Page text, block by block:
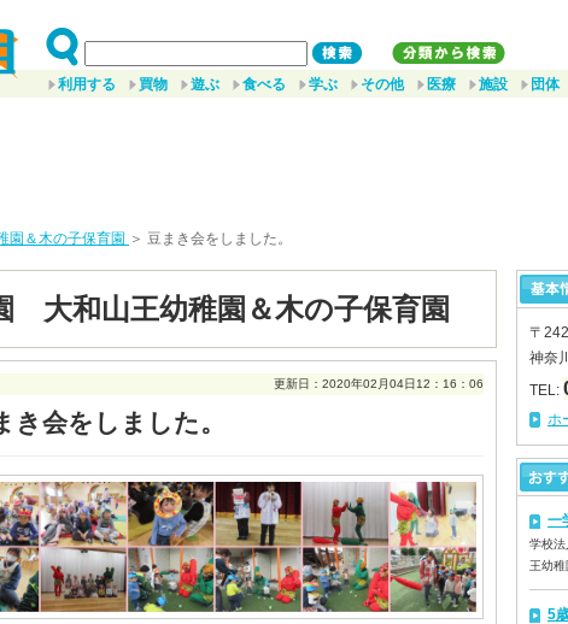
利用する 買物 遊ぶ 食べる 学ぶ その他 医療 施設 団体
＆木の子保育園 ＞ 豆まき会をしました。
大和山王幼稚園＆木の子保育園
更新日：2020年02月04日12：16：06
き会をしました。
〒
神奈
TEL:
ホ
一
学校
王幼稚
5